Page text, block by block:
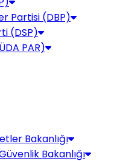
Partisi (DBP)
(DSP)
PAR)
Bakanlığı
Bakanlığı